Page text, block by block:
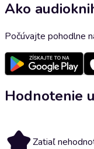
Ako
Počúvajte pohodlne
Hodnotenie
Zatiaľ